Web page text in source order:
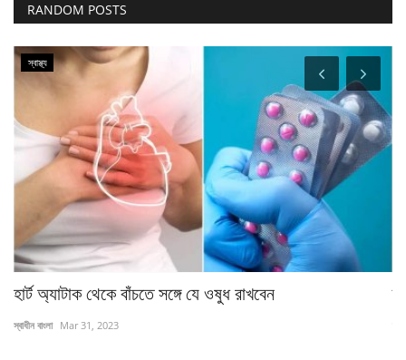
RANDOM POSTS
স্বাস্থ্য
হার্ট অ্যাটাক থেকে বাঁচতে সঙ্গে যে ওষুধ রাখবেন
স্বাধীন বাংলা Mar 31, 2023